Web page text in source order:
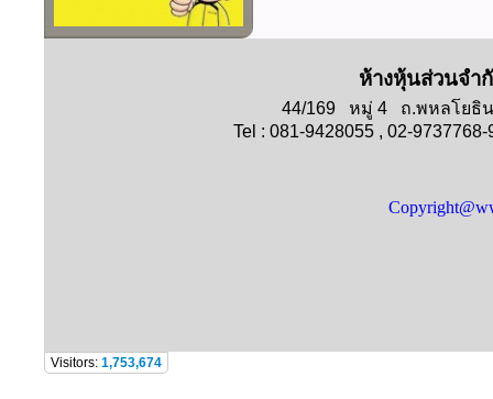
ห้างหุ้นส่วนจำ
44/169 หมู่ 4 ถ.พหลโยธิ
Tel : 081-9428055 , 02-
Visitors: 1,753,674